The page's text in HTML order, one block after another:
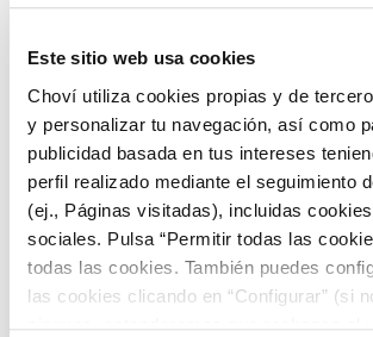
Este sitio web usa cookies
Choví utiliza cookies propias y de
y personalizar tu navegación, así como
publicidad basada en tus intereses
perfil realizado mediante el seguimiento
(ej., Páginas visitadas), incluidas
sociales. Pulsa “Permitir todas las
todas las cookies. También puedes
las cookies clicando en “Configurar” (si
Bonito
El mejor momento para consumir bonito
meses veraniegos. Hay múltiples recetas a
y se adapta muy bien como complemento
ensaladas, pasta, tostadas… Es un
porta
minerales como selenio, fósforo y potasio.
Atún